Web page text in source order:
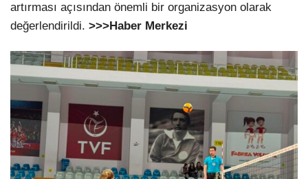
artırması açısından önemli bir organizasyon olarak
değerlendirildi. >>>Haber Merkezi